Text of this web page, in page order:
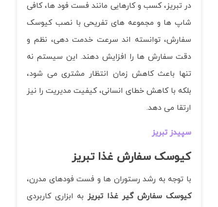
در تبریز، کسب و کارهایی مانند فست فود ها، کافی
شاپ ها و مجموعه های تفریحی با نصب کیوسک
سفارش، توانسته اند سرعت خدمت دهی، نظم و
دقت سفارش ها را افزایش دهند. این سیستم نه
تنها باعث کاهش زمان انتظار مشتری می شود،
بلکه با کاهش خطای انسانی، کیفیت مدیریت را نیز
ارتقا می دهد.
سپیدز تبریز
کیوسک سفارش غذا تبریز
با توجه به رشد رستوران ها و فست فودهای مدرن،
کیوسک سفارش گیر غذا تبریز به ابزاری کاربردی